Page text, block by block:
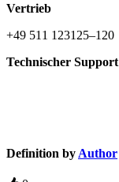
Vertrieb
+49 511 123125–120
Technischer Support
Definition by Author